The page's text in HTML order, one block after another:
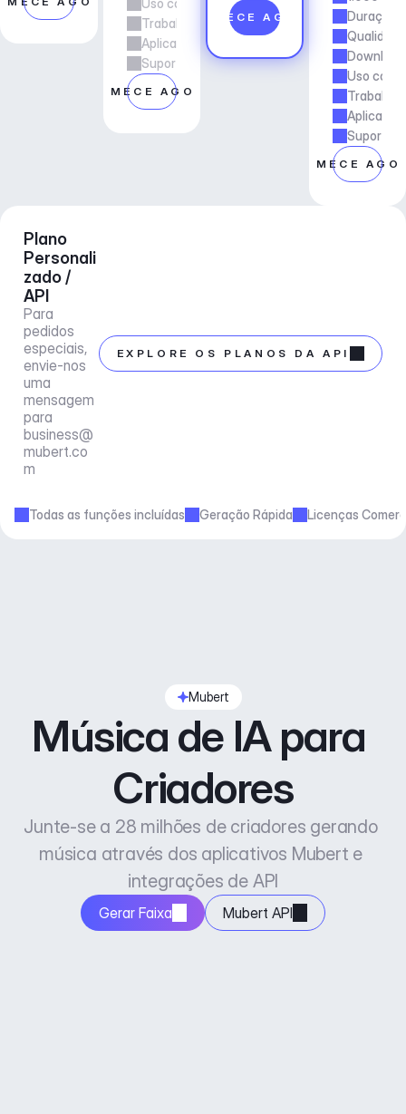
Uso comercial
Trabalho freelancer e de agência
Aplicações e Serviços
Suporte ao gerente de conta
COMECE AGORA
COMECE AGORA
Duração
Uso
Trabalho
Suporte
COMECE
Plano
Personali
zado /
API
Para
pedidos
especiais,
envie-nos
uma
mensagem
business@
mubert.co
m
EXPLORE OS PLANOS DA API
Todas as funções incluídas Geração Rápida Licenças
Mubert
Música de IA para
Criadores
Junte-se a 28 milhões de criadores gerando
música através dos aplicativos Mubert e
integrações de API
Gerar Faixa Mubert API